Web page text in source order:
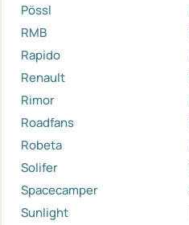
Pössl
RMB
Rapido
Renault
Rimor
Roadfans
Robeta
Solifer
Spacecamper
Sunlight